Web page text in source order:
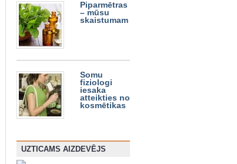
Piparmētras
– mūsu
skaistumam
Somu
fiziologi
iesaka
atteikties no
kosmētikas
UZTICAMS AIZDEVĒJS